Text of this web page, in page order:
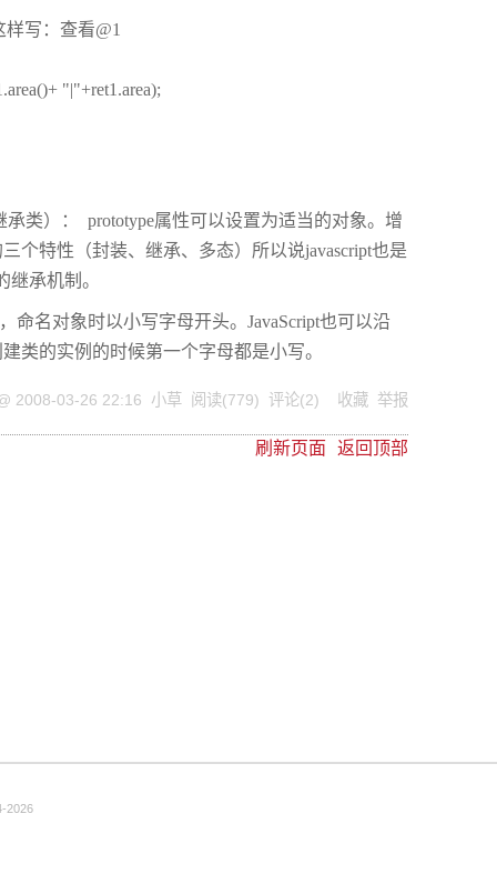
写：查看@1
"|"+ret1.area);
类）： prototype属性可以设置为适当的对象。增
个特性（封装、继承、多态）所以说javascript也是
承机制。
命名对象时以小写字母开头。JavaScript也可以沿
类的实例的时候第一个字母都是小写。
2008-03-26 22:16 小草 阅读(779) 评论(2) 收藏 举报
刷新页面 返回顶部
2026